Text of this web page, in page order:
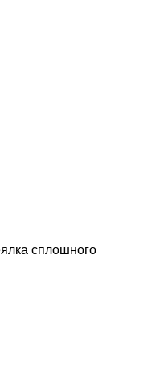
сплошного